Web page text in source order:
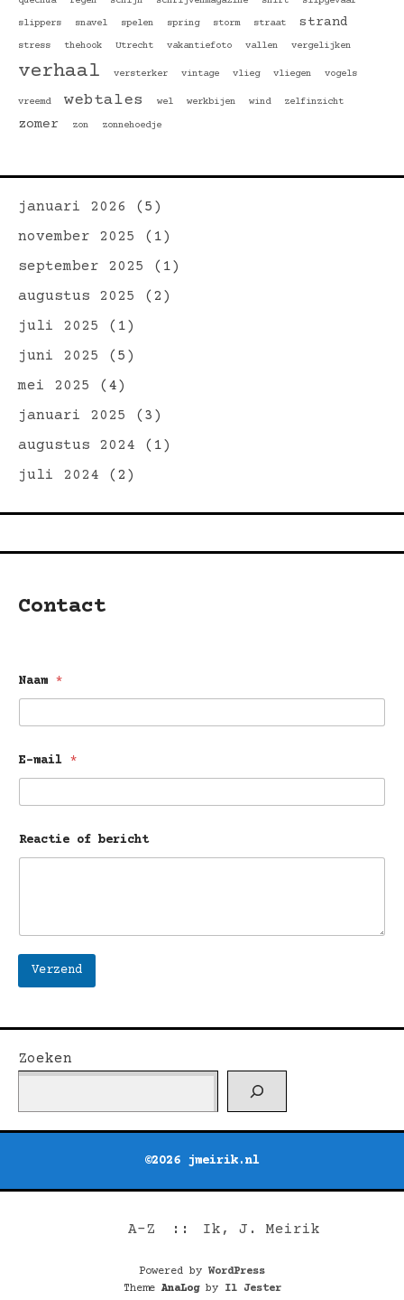
slippers snavel spelen spring storm straat strand
stress thehook Utrecht vakantiefoto vallen vergelijken
verhaal versterker vintage vlieg vliegen vogels
vreemd webtales wel werkbijen wind zelfinzicht
zomer zon zonnehoedje
januari 2026
(5)
november 2025
(1)
september 2025
(1)
augustus 2025
(2)
juli 2025
(1)
juni 2025
(5)
mei 2025
(4)
januari 2025
(3)
augustus 2024 (1)
juli 2024 (2)
Contact
Naam *
a
a
N
a
m
E-mail *
Reactie of bericht
Verzend
Zoeken
©2026 jmeirik.nl
A-Z Ik, J. Meirik
Powered by WordPress
Theme AnaLogby Il Jester